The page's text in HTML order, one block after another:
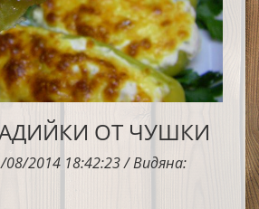
ОТ ЧУШКИ
08/2014 18:42:23 / Видяна: